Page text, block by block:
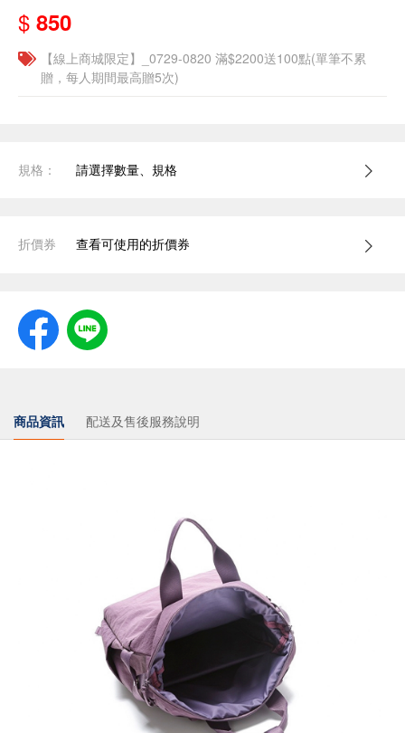
$ 850
【線上商城限定】_0729-0820 滿$2200送100點(單筆不累
贈，每人期間最高贈5次)
規格： 請選擇數量、規格
折價券 查看可使用的折價券
商品資訊 配送及售後服務說明